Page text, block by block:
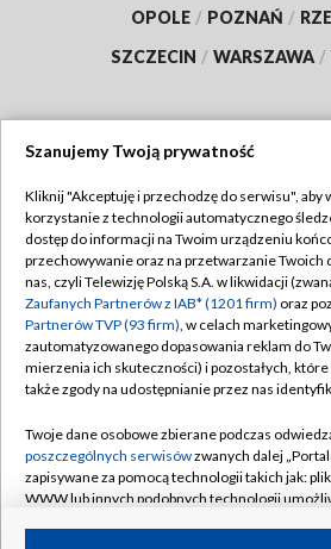
OPOLE / POZNAŃ /
SZCZECIN / WARSZAWA /
TVP
Abonament TVP
Emisja w TVP
Centrum informacji TVP
Naziemna Telewizja Cyfrowa
Rada Programowa
System NOS
Informacje o nadawcy
Regulamin
Polityka
Moje zgody
Pomoc
Kontakt
Kanały
Szanujemy Twoją prywatność
Kliknij "Akceptuję i przechodzę do serwisu", aby
korzystanie z technologii automatycznego
dostęp do informacji na Twoim urządzeniu
przechowywanie oraz na przetwarzanie Twoich
nas, czyli Telewizję Polską S.A. w likwidacji
Zaufanych Partnerów z IAB* (1201 firm) oraz
Partnerów TVP (93 firm), w celach
zautomatyzowanego dopasowania reklam do
mierzenia ich skuteczności) i pozostałych,
także zgody na udostępnianie przez nas
Twoje dane osobowe zbierane podczas
poszczególnych serwisówzwanych dalej
zapisywane za pomocą technologii takich jak:
WWW lub innych podobnych technologii